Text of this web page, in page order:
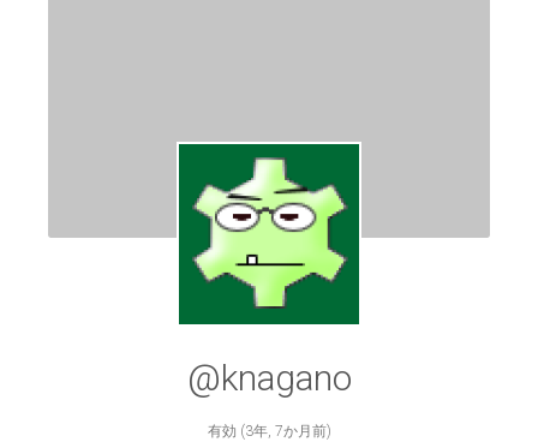
@knagano
有効 (3年, 7か月前)